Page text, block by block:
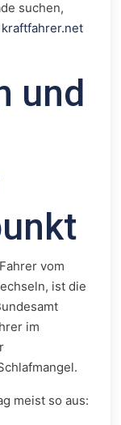
suchen,
und
vom
ist die
im
meist so aus: